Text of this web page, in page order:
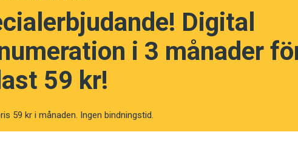
Digital
i 3 månader
59 kr!
59 kr i månaden. Ingen bindningstid.